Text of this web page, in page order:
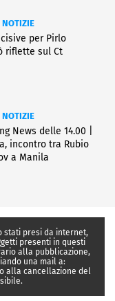
NOTIZIE
per Pirlo
riflette sul Ct
NOTIZIE
News delle 14.00 |
incontro tra Rubio
a Manila
stati presi da internet,
presenti in questi
alla pubblicazione,
una mail a:
alla cancellazione del